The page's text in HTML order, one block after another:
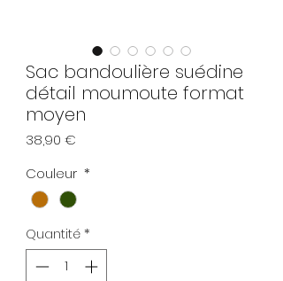
Sac bandoulière suédine
détail moumoute format
moyen
38,90 €
Couleur *
Quantité*